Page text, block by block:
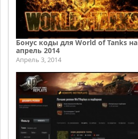
Бонус коды для World of Tanks на
апрель 2014
Апрель 3, 2014